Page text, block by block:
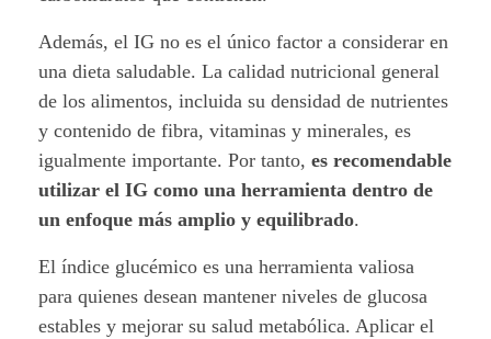
Además, el IG no es el único factor a considerar en
una dieta saludable. La calidad nutricional general
de los alimentos, incluida su densidad de nutrientes
y contenido de fibra, vitaminas y minerales, es
igualmente importante. Por tanto, es recomendable
utilizar el IG como una herramienta dentro de
un enfoque más amplio y equilibrado.
El índice glucémico es una herramienta valiosa
para quienes desean mantener niveles de glucosa
estables y mejorar su salud metabólica. Aplicar el